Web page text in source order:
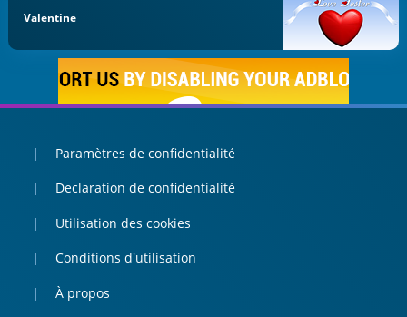
Valentine
Paramètres de confidentialité
Declaration de confidentialité
Utilisation des cookies
Conditions d'utilisation
À propos